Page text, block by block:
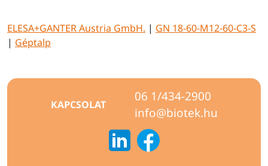
ELESA+GANTER Austria GmbH. | GN 18-60-M12-60-C3-S
| Géptalp
KAPCSOLAT
06 1/434-2900
info@biotek.hu